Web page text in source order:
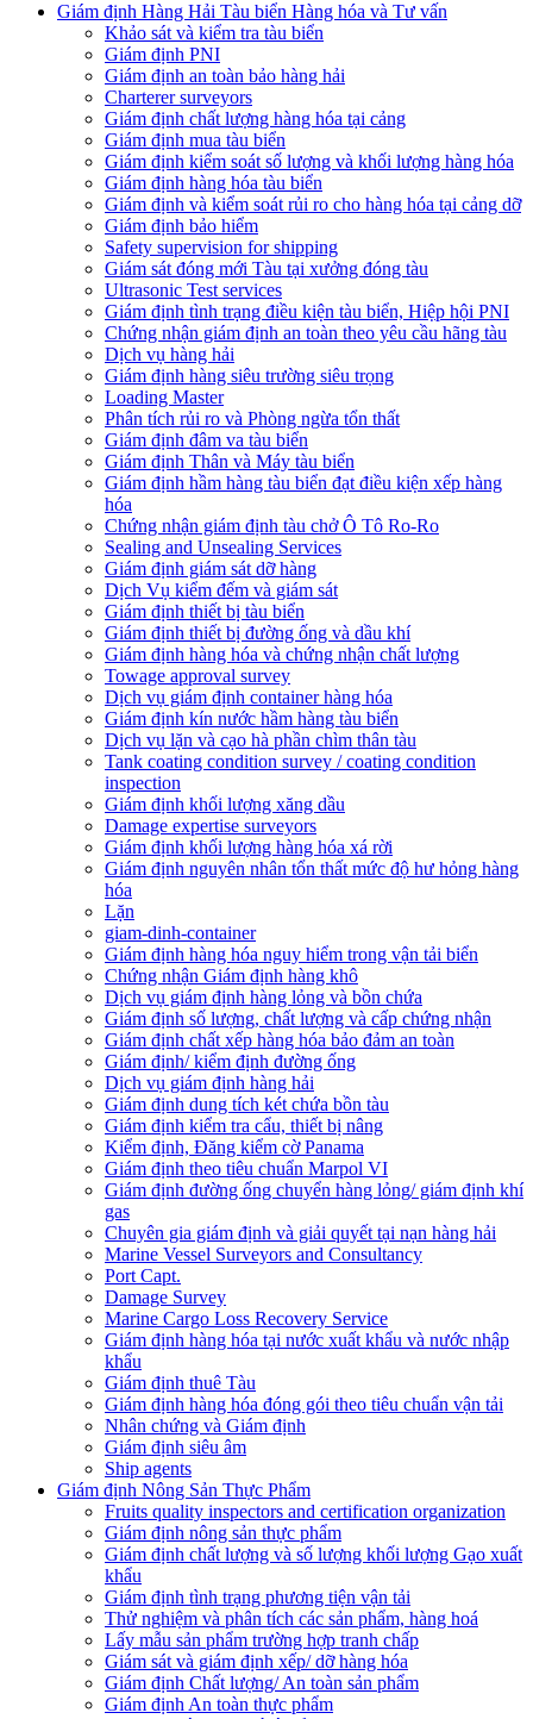
Giám định Hàng Hải Tàu biển Hàng hóa và Tư vấn
Khảo sát và kiểm tra tàu biển
Giám định PNI
Giám định an toàn bảo hàng hải
Charterer surveyors
Giám định chất lượng hàng hóa tại cảng
​Giám định mua tàu biển
Giám định kiểm soát số lượng và khối lượng hàng hóa
Giám định hàng hóa tàu biển
Giám định và kiểm soát rủi ro cho hàng hóa tại cảng dỡ
Giám định bảo hiểm
Safety supervision for shipping
Giám sát đóng mới Tàu tại xưởng đóng tàu
Ultrasonic Test services
Giám định tình trạng điều kiện tàu biển, Hiệp hội PNI
Chứng nhận giám định an toàn theo yêu cầu hãng tàu
Dịch vụ hàng hải
Giám định hàng siêu trường siêu trọng
Loading Master
Phân tích rủi ro và Phòng ngừa tổn thất
​Giám định đâm va tàu biển
Giám định Thân và Máy tàu biển
​Giám định hầm hàng tàu biển đạt điều kiện xếp hàng
hóa
Chứng nhận giám định tàu chở Ô Tô Ro-Ro
Sealing and Unsealing Services
Giám định giám sát dỡ hàng
Dịch Vụ kiểm đếm và giám sát
Giám định thiết bị tàu biển
Giám định thiết bị đường ống và dầu khí
Giám định hàng hóa và chứng nhận chất lượng
Towage approval survey
Dịch vụ giám định container hàng hóa
Giám định kín nước hầm hàng tàu biển
Dịch vụ lặn và cạo hà phần chìm thân tàu
Tank coating condition survey / coating condition
inspection
Giám định khối lượng xăng dầu
Damage expertise surveyors
Giám định khối lượng hàng hóa xá rời
Giám định nguyên nhân tổn thất mức độ hư hỏng hàng
hóa
Lặn
giam-dinh-container
Giám định hàng hóa nguy hiểm trong vận tải biển
Chứng nhận Giám định hàng khô
Dịch vụ giám định hàng lỏng và bồn chứa
Giám định số lượng, chất lượng và cấp chứng nhận
Giám định chất xếp hàng hóa bảo đảm an toàn
Giám định/ kiểm định đường ống
Dịch vụ giám định hàng hải
Giám định dung tích két chứa bồn tàu
Giám định kiểm tra cẩu, thiết bị nâng
Kiểm định, Đăng kiểm cờ Panama
Giám định theo tiêu chuẩn Marpol VI
Giám định đường ống chuyển hàng lỏng/ giám định khí
gas
Chuyên gia giám định và giải quyết tại nạn hàng hải
Marine Vessel Surveyors and Consultancy
Port Capt.
Damage Survey
Marine Cargo Loss Recovery Service
Giám định hàng hóa tại nước xuất khẩu và nước nhập
khẩu
Giám định thuê Tàu
Giám định hàng hóa đóng gói theo tiêu chuẩn vận tải
Nhân chứng và Giám định
Giám định siêu âm
Ship agents
Giám định Nông Sản Thực Phẩm
Fruits quality inspectors and certification organization
Giám định nông sản thực phẩm
Giám định chất lượng và số lượng khối lượng Gạo xuất
khẩu
Giám định tình trạng phương tiện vận tải
Thử nghiệm và phân tích các sản phẩm, hàng hoá
Lấy mẫu sản phẩm trường hợp tranh chấp
Giám sát và giám định xếp/ dỡ hàng hóa
Giám định Chất lượng/ An toàn sản phẩm
Giám định An toàn thực phẩm